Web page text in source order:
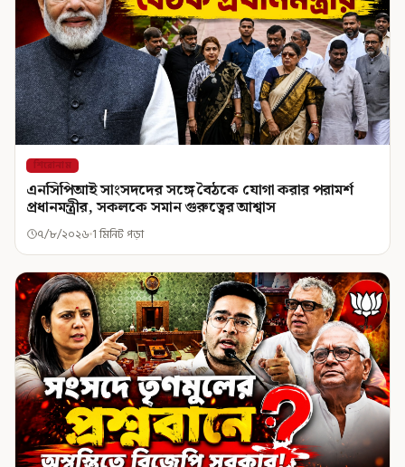
শিরোনাম
এনসিপিআই সাংসদদের সঙ্গে বৈঠকে যোগা করার পরামর্শ
প্রধানমন্ত্রীর, সকলকে সমান গুরুত্বের আশ্বাস
৭/৮/২০২৬ 1 মিনিট পড়া